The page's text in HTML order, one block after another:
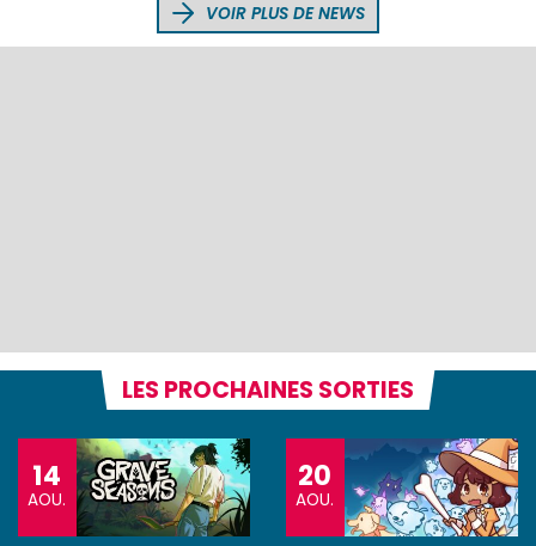
VOIR PLUS DE NEWS
LES PROCHAINES SORTIES
14
AOU.
20
AOU.